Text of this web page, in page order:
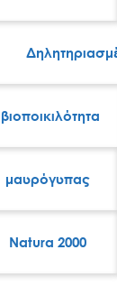
βιοποικιλότητα
μαυρόγυπας
Natura 2000